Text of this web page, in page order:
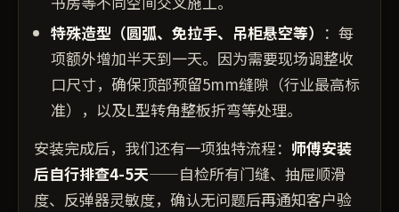
特殊造型（圆弧、免拉手、吊柜悬空等） ：每
项额外增加半天到一天。因为需要现场调整收
口尺寸，确保顶部预留5mm缝隙（行业最高标
准），以及L型转角整板折弯等处理。
安装完成后，我们还有一项独特流程： 师傅安装
后自行排查4-5天——自检所有门缝、抽屉顺滑
度、反弹器灵敏度，确认无问题后再通知客户验